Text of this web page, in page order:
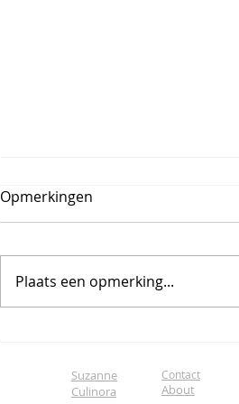
Opmerkingen
Plaats een opmerking...
Suzanne
Culinora
Contact
About